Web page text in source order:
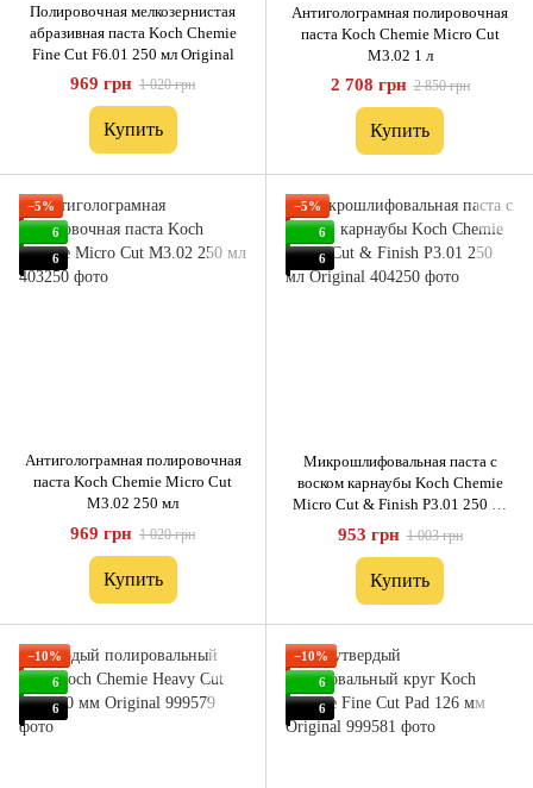
Полировочная мелкозернистая
абразивная паста Koch Chemie
Fine Cut F6.01 250 мл Original
969 грн 1 020 грн
Купить
Антиголограмная полировочная
паста Koch Chemie Micro Cut
M3.02 1 л
2 708 грн 2 850 грн
Купить
−5%
6
6
Антиголограмная полировочная
паста Koch Chemie Micro Cut
M3.02 250 мл
969 грн 1 020 грн
Купить
−5%
6
6
Микрошлифовальная паста с
воском карнаубы Koch Chemie
Micro Cut & Finish P3.01 250 мл
Original
953 грн 1 003 грн
Купить
−10%
6
6
−10%
6
6